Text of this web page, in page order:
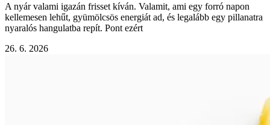
A nyár valami igazán frisset kíván. Valamit, ami egy forró napon
kellemesen lehűt, gyümölcsös energiát ad, és legalább egy pillanatra
nyaralós hangulatba repít. Pont ezért
26. 6. 2026